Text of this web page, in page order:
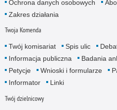
Ochrona danych osobowych
Zakres działania
Twoja Komenda
Twój komisariat Spis ulic
Informacja publiczna
Badania
Petycje
Wnioski i formularze
Informator
Linki
Twój dzielnicowy